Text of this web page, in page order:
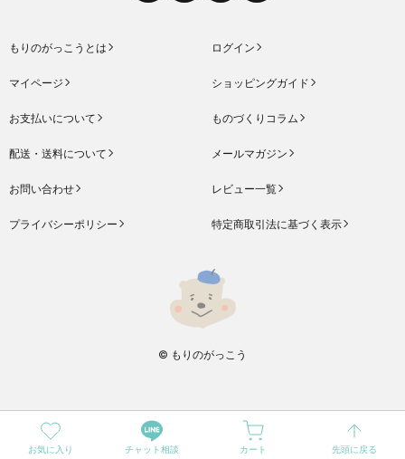
もりのがっこうとは ログイン
マイページ ショッピングガイド
お支払いについて ものづくりコラム
配送・送料について メールマガジン
お問い合わせ レビュー一覧
プライバシーポリシー 特定商取引法に基づく表示
© もりのがっこう
お気に入り チャット相談 カート 先頭に戻る